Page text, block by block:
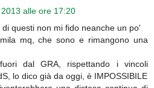
alle ore 17:20
questi non mi fido neanche un po'
mq, che sono e rimangono una
dal GRA, rispettando i vincoli
lo dico già da oggi, è IMPOSSIBILE